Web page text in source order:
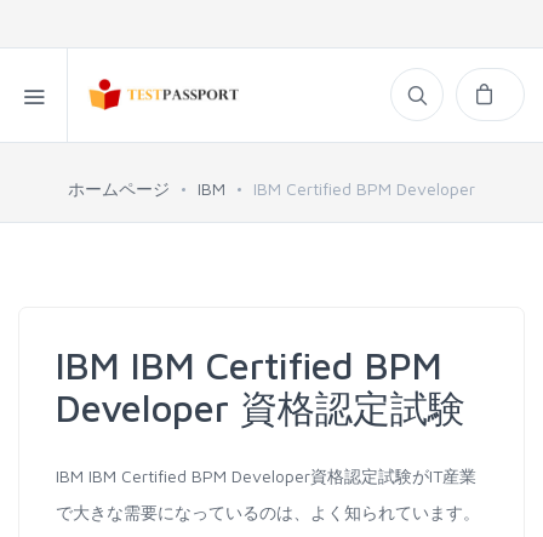
ホームページ IBM IBM Certified BPM Developer
IBM IBM Certified BPM
Developer 資格認定試験
IBM IBM Certified BPM Developer資格認定試験がIT産業
で大きな需要になっているのは、よく知られています。